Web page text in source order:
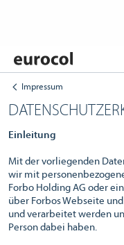
Impressum
Einleitung
Mit der vorliegenden
wir mit
Forbo Holding AG oder
über Forbos Webseite
und verarbeitet werden
Person dabei haben.